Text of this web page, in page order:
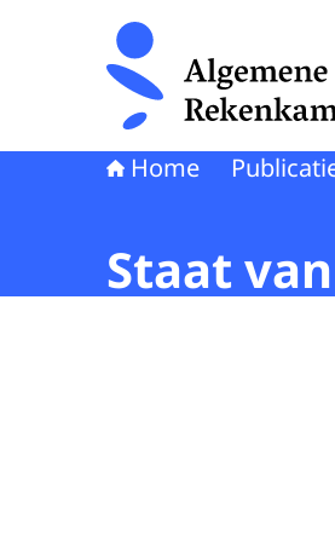
Naar de homepage van
Home
Staat